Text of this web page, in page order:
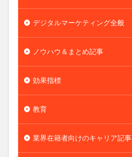
デジタルマーケティング全般
ノウハウ＆まとめ記事
効果指標
教育
業界在籍者向けのキャリア記事